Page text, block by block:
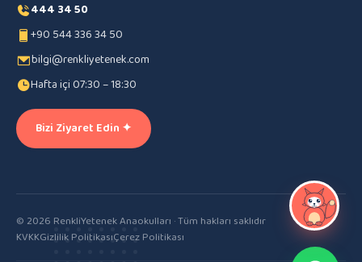
444 34 50
+90 544 336 34 50
bilgi@renkliyetenek.com
Hafta içi 07:30 – 18:30
Bizi Ziyaret Edin ✦
© 2026 RenkliYetenek Anaokulları · Tüm hakları saklıdır
KVKKGizlilik PolitikasıÇerez Politikası